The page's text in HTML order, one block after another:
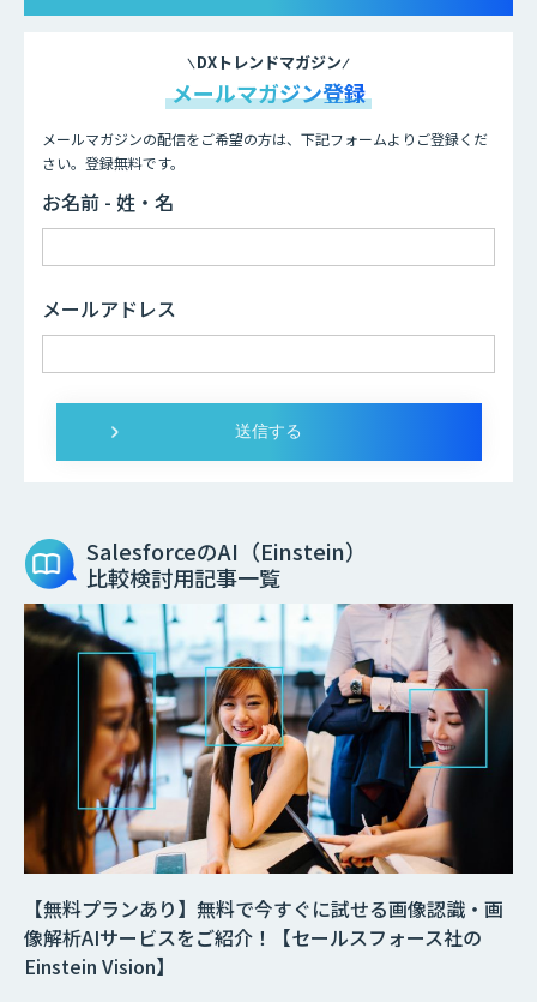
DXトレンドマガジン
メールマガジン登録
メールマガジンの配信をご希望の方は、下記フォームよりご登録くだ
さい。登録無料です。
お名前 - 姓・名
メールアドレス
SalesforceのAI（Einstein）
比較検討用記事一覧
【無料プランあり】無料で今すぐに試せる画像認識・画
像解析AIサービスをご紹介！【セールスフォース社の
Einstein Vision】